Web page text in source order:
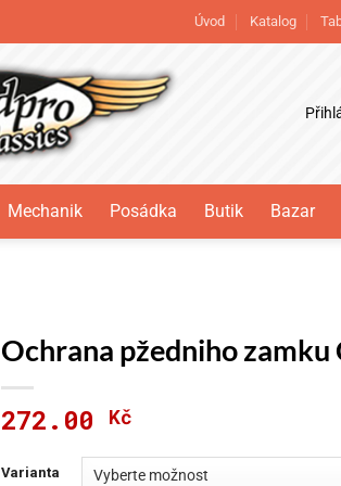
Úvod Katalog
Mechanik Posádka Butik Bazar
Ochrana pžedniho
272.00 Kč
Varianta